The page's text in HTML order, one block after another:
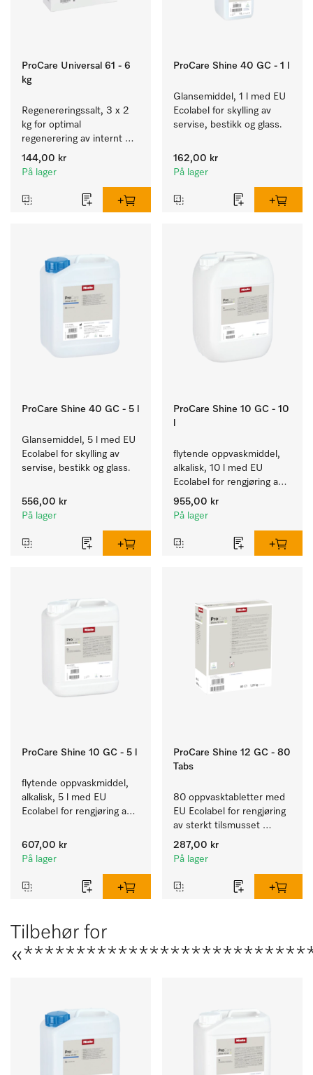
ProCare Universal 61 - 6
kg
Regenereringssalt, 3 x 2
kg for optimal
regenerering av internt
kalkfilter.
144,00 kr
På lager
ProCare Shine 40 GC - 1 l
Glansemiddel, 1 l med EU
Ecolabel for skylling av
servise, bestikk og glass.
162,00 kr
På lager
ProCare Shine 40 GC - 5 l
Glansemiddel, 5 l med EU
Ecolabel for skylling av
servise, bestikk og glass.
556,00 kr
På lager
ProCare Shine 10 GC - 10
flytende oppvaskmiddel,
alkalisk, 10 l med EU
Ecolabel for rengjøring av
daglig smuss på servise,
bestikk og glass.
955,00 kr
På lager
ProCare Shine 10 GC - 5 l
flytende oppvaskmiddel,
alkalisk, 5 l med EU
Ecolabel for rengjøring av
bestikk og glass.
607,00 kr
På lager
ProCare Shine 12 GC - 80
Tabs
80 oppvasktabletter med
EU Ecolabel for rengjøring
av sterkt tilsmusset
servise, bestikk og glass.
287,00 kr
På lager
Tilbehør for